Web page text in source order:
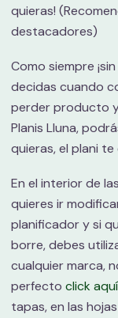
quieras!
destacadores)
Como siempre
decidas cuando
perder producto
Planis Lluna,
quieras, el plani
En el interior de
quieres ir
planificador y si
borre, debes
cualquier marca,
perfecto click aquí
tapas, en las